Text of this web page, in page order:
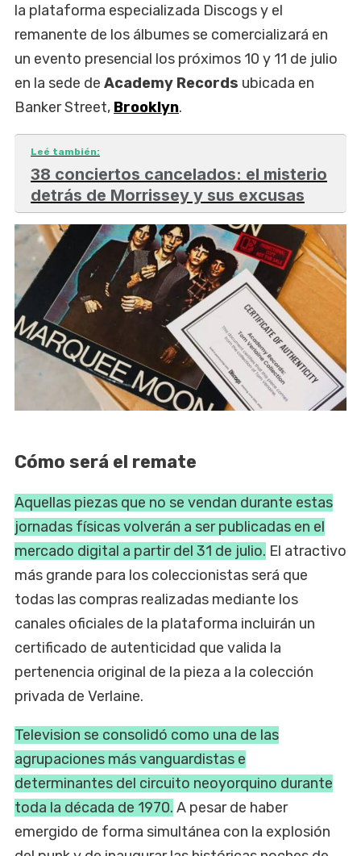
la plataforma especializada Discogs y el
remanente de los álbumes se comercializará en
un evento presencial los próximos 10 y 11 de julio
en la sede de Academy Records ubicada en
Banker Street, Brooklyn.
Leé también:
38 conciertos cancelados: el misterio
detrás de Morrissey y sus excusas
Cómo será el remate
Aquellas piezas que no se vendan durante estas
jornadas físicas volverán a ser publicadas en el
mercado digital a partir del 31 de julio. El atractivo
más grande para los coleccionistas será que
todas las compras realizadas mediante los
canales oficiales de la plataforma incluirán un
certificado de autenticidad que valida la
pertenencia original de la pieza a la colección
privada de Verlaine.
Television se consolidó como una de las
agrupaciones más vanguardistas e
determinantes del circuito neoyorquino durante
toda la década de 1970. A pesar de haber
emergido de forma simultánea con la explosión